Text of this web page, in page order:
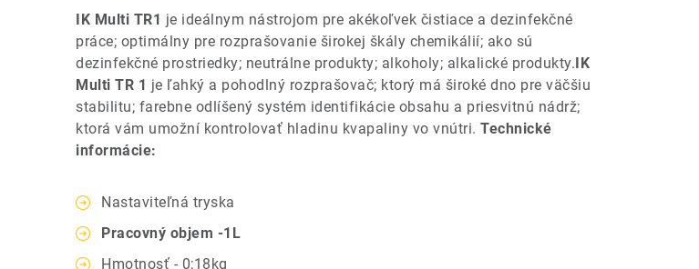
IK Multi TR1 je ideálnym nástrojom pre akékoľvek čistiace a dezinfekčné
práce; optimálny pre rozprašovanie širokej škály chemikálií; ako sú
dezinfekčné prostriedky; neutrálne produkty; alkoholy; alkalické produkty.IK
Multi TR 1 je ľahký a pohodlný rozprašovač; ktorý má široké dno pre väčšiu
stabilitu; farebne odlíšený systém identifikácie obsahu a priesvitnú nádrž;
ktorá vám umožní kontrolovať hladinu kvapaliny vo vnútri. Technické
informácie:
Nastaviteľná tryska
Pracovný objem -1L
Hmotnosť - 0;18kg